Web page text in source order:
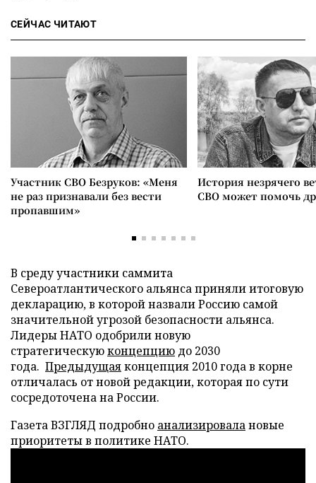
СЕЙЧАС ЧИТАЮТ
Участник СВО Безруков: «Меня
не раз признавали без вести
пропавшим»
История незрячего
СВО может помочь
В среду участники саммита
Североатлантического альянса приняли итоговую
декларацию, в которой назвали Россию самой
значительной угрозой безопасности альянса.
Лидеры НАТО одобрили новую
стратегическуюконцепцию до 2030
года. Предыдущаяконцепция 2010 года в корне
отличалась от новой редакции, которая по сути
сосредоточена на России.
Газета ВЗГЛЯД подробно анализировалановые
приоритеты в политике НАТО.